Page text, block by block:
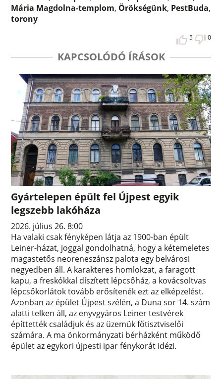
Mária Magdolna-templom, Örökségünk, PestBuda,
torony
5 0
KAPCSOLÓDÓ ÍRÁSOK
Gyártelepen épült fel Újpest egyik
legszebb lakóháza
2026. július 26. 8:00
Ha valaki csak fényképen látja az 1900-ban épült
Leiner-házat, joggal gondolhatná, hogy a kétemeletes
magastetős neoreneszánsz palota egy belvárosi
negyedben áll. A karakteres homlokzat, a faragott
kapu, a freskókkal díszített lépcsőház, a kovácsoltvas
lépcsőkorlátok tovább erősítenék ezt az elképzelést.
Azonban az épület Újpest szélén, a Duna sor 14. szám
alatti telken áll, az enyvgyáros Leiner testvérek
építtették családjuk és az üzemük főtisztviselői
számára. A ma önkormányzati bérházként működő
épület az egykori újpesti ipar fénykorát idézi.